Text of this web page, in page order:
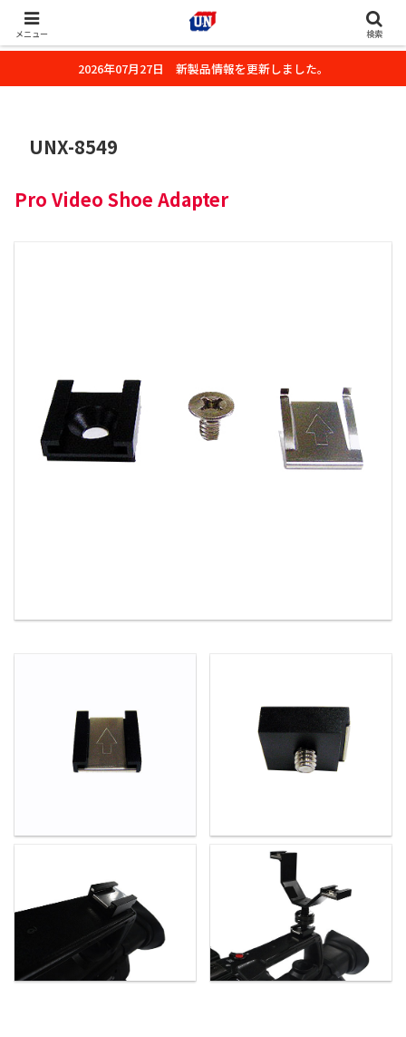
株式会社ユーエヌのオフィシャルホームページです。デジタルカメラ・カメ
ラ・水中撮影用の撮影アクセサリーのご紹介をいたします。
2026年07月27日 新製品情報を更新しました。
UNX-8549
Pro Video Shoe Adapter
メニュー 検索